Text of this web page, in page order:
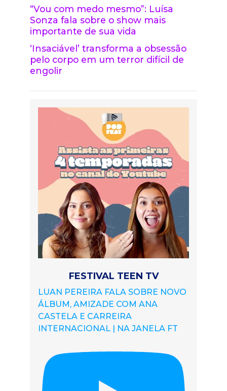
“Vou com medo mesmo”: Luísa
Sonza fala sobre o show mais
importante de sua vida
‘Insaciável’ transforma a obsessão
pelo corpo em um terror difícil de
engolir
FESTIVAL TEEN TV
LUAN PEREIRA FALA SOBRE NOVO
ÁLBUM, AMIZADE COM ANA
CASTELA E CARREIRA
INTERNACIONAL | NA JANELA FT